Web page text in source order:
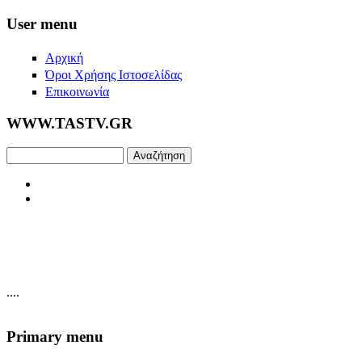
Skip to main content
User menu
Αρχική
Όροι Χρήσης Ιστοσελίδας
Επικοινωνία
WWW.TASTV.GR
....
Primary menu